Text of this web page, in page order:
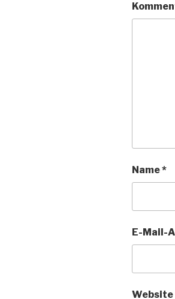
Name*
E-Mail-
Website